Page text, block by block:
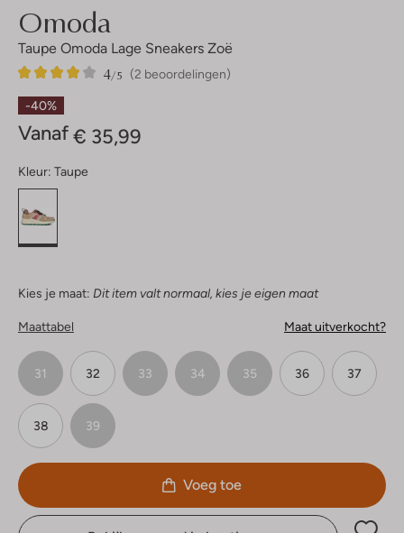
Omoda
Taupe Omoda Lage Sneakers Zoë
(2 beoordelingen)
4/5
2
4
Sterren
-40%
Vanaf € 35,99
Kleur: Taupe
Kies je maat: Dit item valt normaal, kies je eigen maat
Maattabel Maat uitverkocht?
31 32 33 34 35 36 37
38 39
Voeg toe